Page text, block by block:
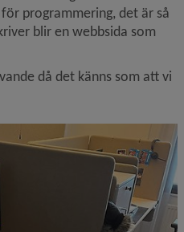
programmering, det är så
blir en webbsida som
då det känns som att vi